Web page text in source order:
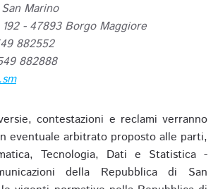
Marino
- 47893 Borgo Maggiore
882552
882888
contestazioni e reclami verranno
eventuale arbitrato proposto alle parti,
Tecnologia, Dati e Statistica -
della Repubblica di San